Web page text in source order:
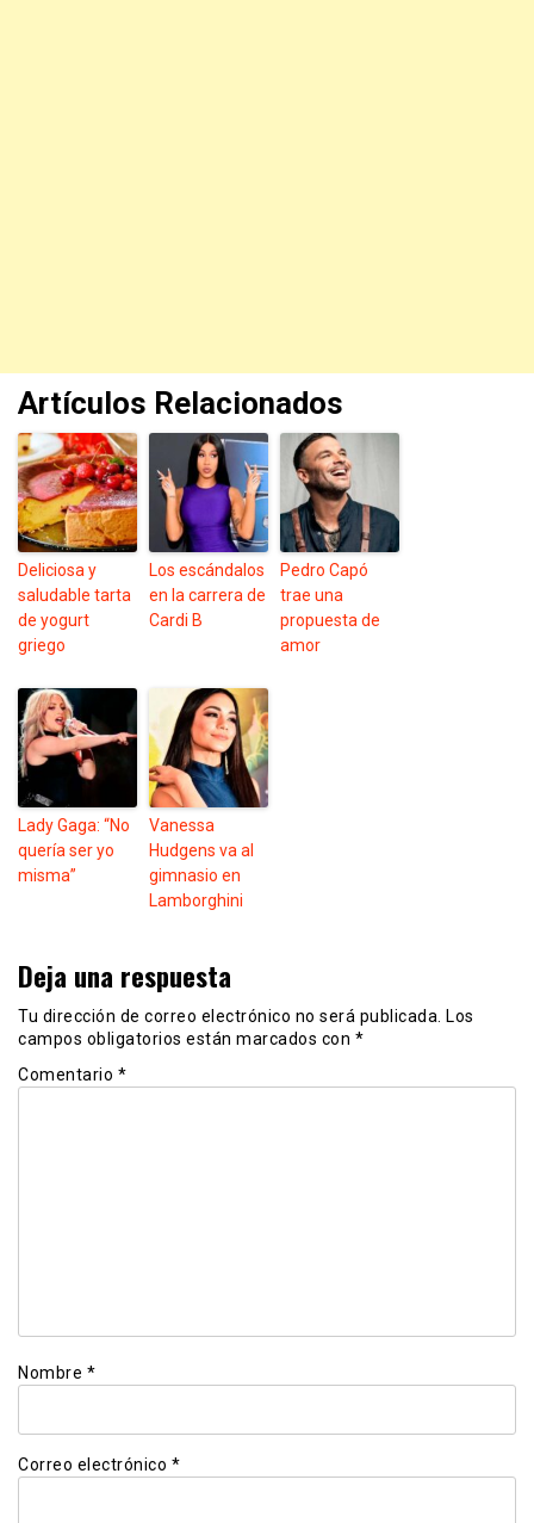
Artículos Relacionados
Deliciosa y
saludable tarta
de yogurt
griego
Los escándalos
en la carrera de
Cardi B
Pedro Capó
trae una
propuesta de
amor
Lady Gaga: “No
quería ser yo
misma”
Vanessa
Hudgens va al
gimnasio en
Lamborghini
Deja una respuesta
Tu dirección de correo electrónico no será publicada. Los
campos obligatorios están marcados con *
Comentario *
Nombre *
Correo electrónico *